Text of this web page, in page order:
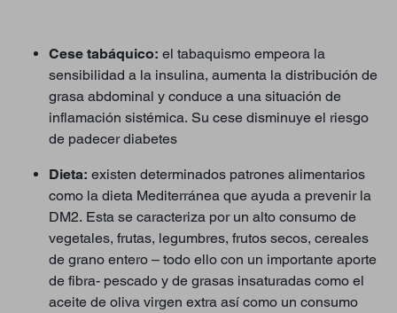
Cese tabáquico: el tabaquismo empeora la
sensibilidad a la insulina, aumenta la distribución de
grasa abdominal y conduce a una situación de
inflamación sistémica. Su cese disminuye el riesgo
de padecer diabetes
Dieta: existen determinados patrones alimentarios
como la dieta Mediterránea que ayuda a prevenir la
DM2. Esta se caracteriza por un alto consumo de
vegetales, frutas, legumbres, frutos secos, cereales
de grano entero – todo ello con un importante aporte
de fibra- pescado y de grasas insaturadas como el
aceite de oliva virgen extra así como un consumo